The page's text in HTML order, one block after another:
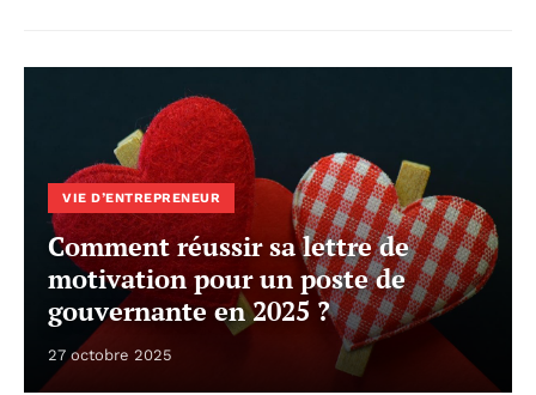
VIE D’ENTREPRENEUR
Comment réussir sa lettre de
motivation pour un poste de
gouvernante en 2025 ?
27 octobre 2025